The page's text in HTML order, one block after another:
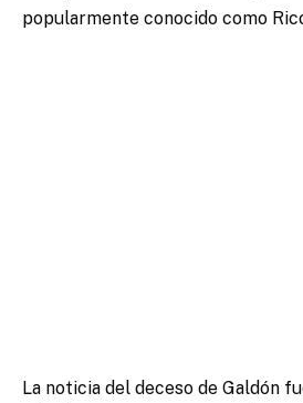
popularmente conocido como
La noticia del deceso de Galdón